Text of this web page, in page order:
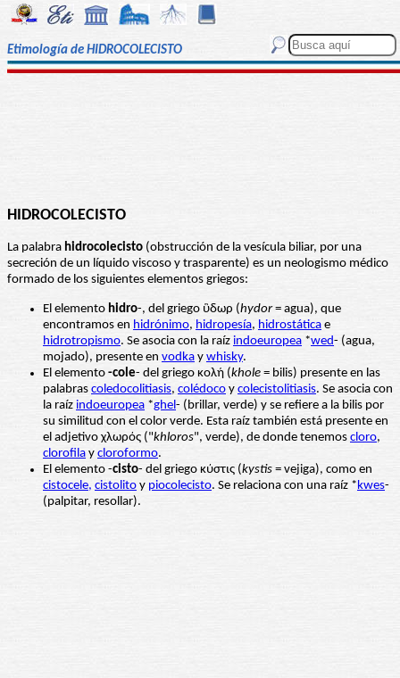
Etimología de HIDROCOLECISTO
HIDROCOLECISTO
La palabra hidrocolecisto (obstrucción de la vesícula biliar, por una
secreción de un líquido viscoso y trasparente) es un neologismo médico
formado de los siguientes elementos griegos:
El elemento hidro-, del griego ὓδωρ (hydor= agua), que
encontramos en hidrónimo, hidropesía, hidrostática e
hidrotropismo. Se asocia con la raíz indoeuropea *wed- (agua,
mojado), presente en vodka y whisky.
El elemento -cole- del griego κολή (khole = bilis) presente en las
palabras coledocolitiasis, colédoco y colecistolitiasis. Se asocia con
la raíz indoeuropea *ghel- (brillar, verde) y se refiere a la bilis por
su similitud con el color verde. Esta raíz también está presente en
el adjetivo χλωρός ("khloros", verde), de donde tenemos cloro,
clorofila y cloroformo.
El elemento -cisto- del griego κύστις (kystis = vejiga), como en
cistocele, cistolito y piocolecisto. Se relaciona con una raíz *kwes-
(palpitar, resollar).